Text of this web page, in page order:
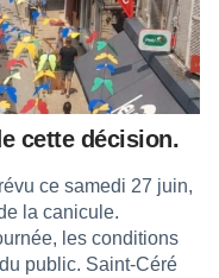
cette décision.
ce samedi 27 juin,
la canicule.
les conditions
public. Saint-Céré